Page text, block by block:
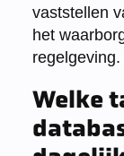
vaststellen
het
regelgeving.
Welke